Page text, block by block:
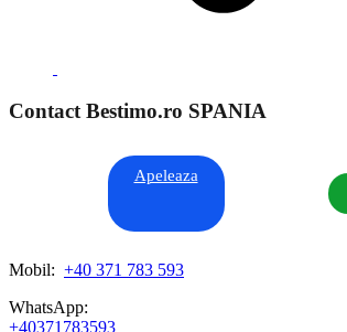
Contact Bestimo.ro SPANIA
Apeleaza
Mobil: +40 371 783 593
WhatsApp:
+40371783593